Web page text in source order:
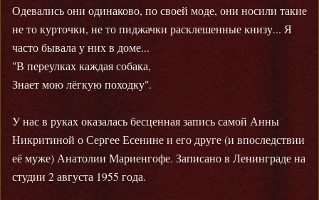
Одевались они одинаково, по своей моде, они носили такие
не то курточки, не то пиджачки расклешенные книзу... Я
часто бывала у них в доме...
"В переулках каждая собака,
Знает мою лёгкую походку".
У нас в руках оказалась бесценная запись самой Анны
Никритиной о Сергее Есенине и его друге (и впоследствии
её муже) Анатолии Мариенгофе. Записано в Ленинграде на
студии 2 августа 1955 года.